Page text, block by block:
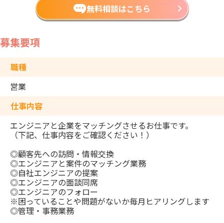
無料相談はこちら
募集要項
職種
営業
仕事内容
エンジニアと企業をマッチングさせるお仕事です。
（下記、仕事内容をご確認ください！）
◎顧客先への訪問・情報交換
◎エンジニアと案件のマッチング業務
◎自社エンジニアの提案
◎エンジニアの面談同席
◎エンジニアのフォロー
※困っていることや問題がないか毎月ヒアリングします
◎管理・事務業務